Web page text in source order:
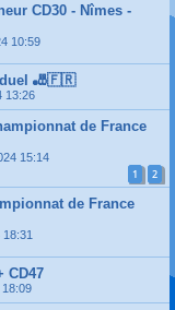
CD30 - Nîmes -
10:59
🎳🇫🇷
13:26
de France
15:14
1 2
de France
CD47
18:09